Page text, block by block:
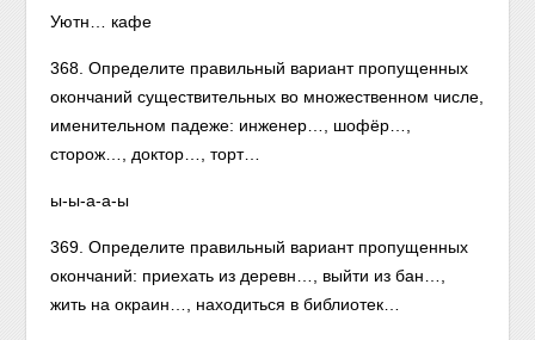
Уютн… кафе
368. Определите правильный вариант пропущенных
окончаний существительных во множественном числе,
именительном падеже: инженер…, шофёр…,
сторож…, доктор…, торт…
ы-ы-а-а-ы
369. Определите правильный вариант пропущенных
окончаний: приехать из деревн…, выйти из бан…,
жить на окраин…, находиться в библиотек…